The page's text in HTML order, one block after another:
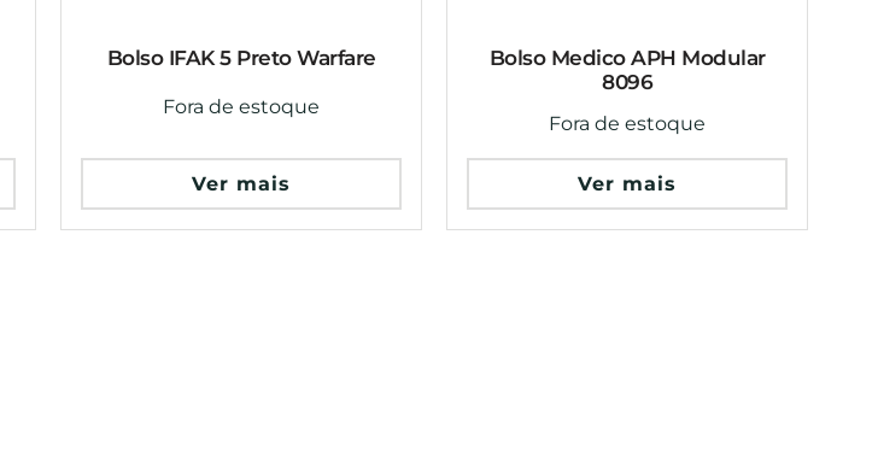
Bolso IFAK 5 Preto Warfare
Fora de estoque
Ver mais
Bolso Medico APH Modular
8096
Fora de estoque
Ver mais